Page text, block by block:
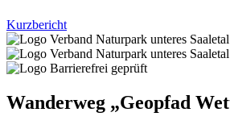
Kurzbericht
Wanderweg „Geopfad